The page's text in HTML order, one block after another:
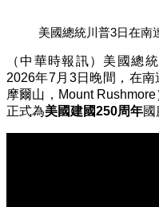
美國總統川普3日在南
（中華時報訊）美國總統
2026年7月3日晚間，在南
摩爾山，Mount
正式為美國建國250周年